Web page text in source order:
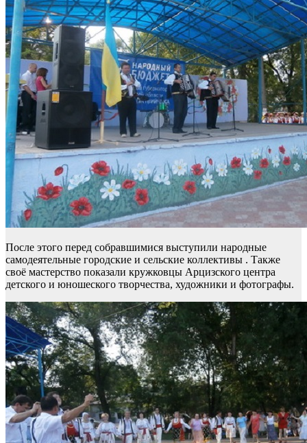
После этого перед собравшимися выступили народные
самодеятельные городские и сельские коллективы . Также
своё мастерство показали кружковцы Арцизского центра
детского и юношеского творчества, художники и фотографы.